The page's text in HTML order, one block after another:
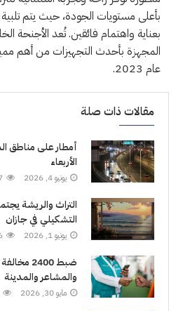
بأعلى مستويات الجودة، حيث يتم تلبية
بعناية واهتمام فائقين. تُعد الأجنحة
المجهزة بأحدث التجهيزات من أهم
عام 2023.
مقالات ذات صلة
أمطار على مناطق
الأربعاء
يونيو 4, 2026
التراث والريشة
التشكيلي في جازان
يونيو 1, 2026
ضبط 2400
والمشاعر والمدينة
مايو 30, 2026